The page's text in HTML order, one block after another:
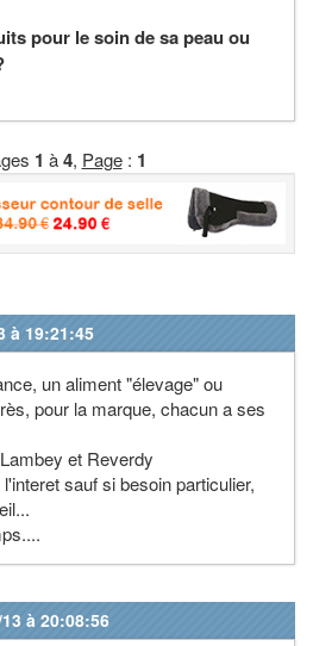
pour le soin de sa peau ou
1 à4, Page: 1
à 19:21:45
un aliment "élevage" ou
pour la marque, chacun a ses
et Reverdy
sauf si besoin particulier,
à 20:08:56